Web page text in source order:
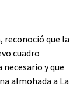
reconoció que la
cuadro
y que
almohada a La